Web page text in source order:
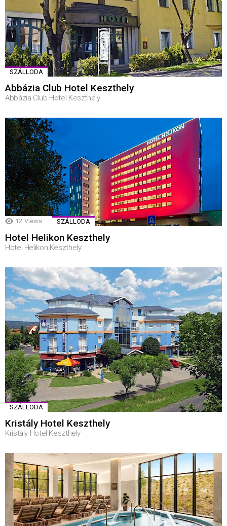
SZÁLLODA
Abbázia Club Hotel Keszthely
Abbázia Club Hotel Keszthely
12 Views SZÁLLODA
Hotel Helikon Keszthely
Hotel Helikon Keszthely
SZÁLLODA
Kristály Hotel Keszthely
Kristály Hotel Keszthely